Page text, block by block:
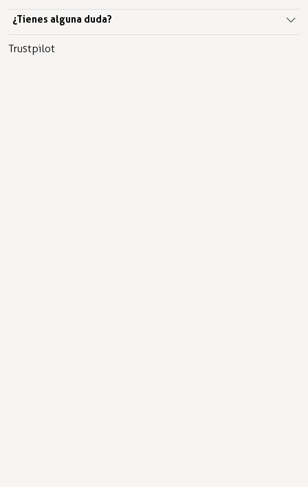
¿Tienes alguna duda?
Trustpilot